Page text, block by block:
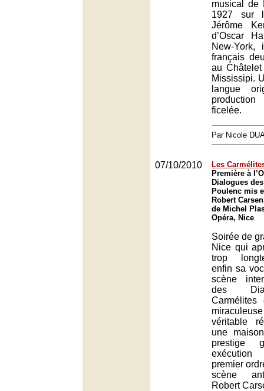
musical de
1927 sur
Jérôme
d’Oscar
New-
français
au
Mississipi.
langue
ficelée.
Par Nicole
07/10/2010
Les
Première à
Dialogues
Poulenc mis
Robert
de Michel
Opéra, Nice
Soirée de
Nice qui
trop
enfin sa
scène
des
véritable
une
prestige
premier
scène
Robert